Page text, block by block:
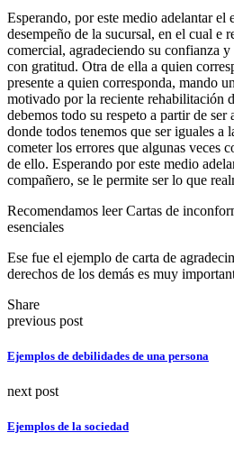
Esperando, por este medio adelantar el
desempeño de la sucursal, en el cual e
comercial, agradeciendo su confianza
con gratitud. Otra de ella a quien
presente a quien corresponda, mando
motivado por la reciente rehabilitación
debemos todo su respeto a partir de ser
donde todos tenemos que ser iguales a
cometer los errores que algunas veces
de ello. Esperando por este medio
compañero, se le permite ser lo que
Recomendamos leer Cartas de
esenciales
Ese fue el ejemplo de carta de
derechos de los demás es muy
Share
previous post
Ejemplos de debilidades de una persona
next post
Ejemplos de la sociedad